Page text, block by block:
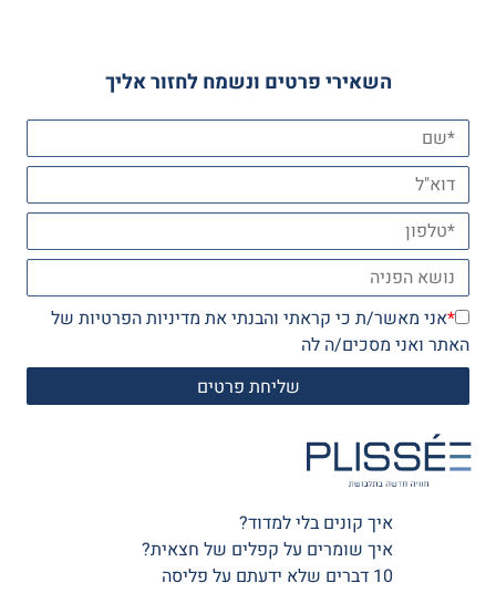
השאירי פרטים ונשמח לחזור אליך
*אני מאשר/ת כי קראתי והבנתי את מדיניות הפרטיות של
האתר ואני מסכים/ה לה
איך קונים בלי למדוד?
איך שומרים על קפלים של חצאית?
10 דברים שלא ידעתם על פליסה